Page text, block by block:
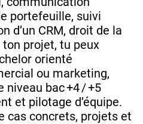
portefeuille, suivi
d’un CRM, droit de la
projet, tu peux
orienté
ou marketing,
niveau bac +4 / +5
et pilotage d’équipe.
cas concrets, projets et